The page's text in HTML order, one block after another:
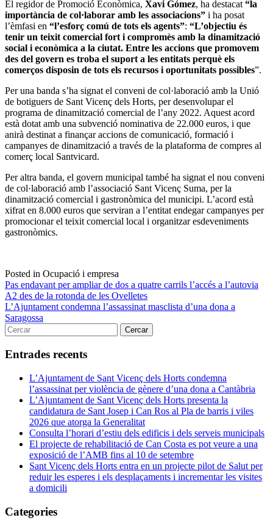
El regidor de Promoció Econòmica, Xavi Gómez, ha destacat“la
importància de col·laborar amb les associacions” i ha posat
l’èmfasi en “l’esforç comú de tots els agents”: “L’objectiu és
tenir un teixit comercial fort i compromès amb la dinamització
social i econòmica a la ciutat. Entre les accions que promovem
des del govern es troba el suport a les entitats perquè els
comerços disposin de tots els recursos i oportunitats possibles”.
Per una banda s’ha signat el conveni de col·laboració amb la Unió
de botiguers de Sant Vicenç dels Horts, per desenvolupar el
programa de dinamització comercial de l’any 2022. Aquest acord
està dotat amb una subvenció nominativa de 22.000 euros, i que
anirà destinat a finançar accions de comunicació, formació i
campanyes de dinamització a través de la plataforma de compres al
comerç local Santvicard.
Per altra banda, el govern municipal també ha signat el nou conveni
de col·laboració amb l’associació Sant Vicenç Suma, per la
dinamització comercial i gastronòmica del municipi. L’acord està
xifrat en 8.000 euros que serviran a l’entitat endegar campanyes per
promocionar el teixit comercial local i organitzar esdeveniments
gastronòmics.
Posted in Ocupació i empresa
Navegació
d'entrades
Pas endavant per ampliar de dos a quatre carrils l’accés a l’autovia
A2 des de la rotonda de les Ovelletes
L’Ajuntament condemna l’assassinat masclista d’una dona a
Saragossa
Entrades recents
L’Ajuntament de Sant Vicenç dels Horts condemna
l’assassinat per violència de gènere d’una dona a Cantàbria
L’Ajuntament de Sant Vicenç dels Horts presenta la
candidatura de Sant Josep i Can Ros al Pla de barris i viles
2026 que atorga la Generalitat
Consulta l’horari d’estiu dels edificis i dels serveis municipals
El projecte de rehabilitació de Can Costa es pot veure a una
exposició de l’AMB fins al 10 de setembre
Sant Vicenç dels Horts entra en un projecte pilot de Salut per
reduir les esperes i els desplaçaments i incrementar les visites
a domicili
Categories